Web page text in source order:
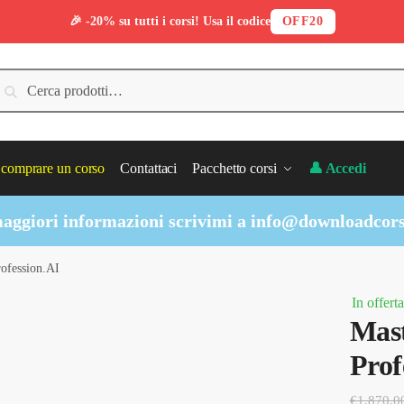
Cerca
un corso Contattaci Pacchetto corsi 👤 Accedi
informazioni scrivimi a
In
€
🎉 -20% su tutti i corsi! Usa il codice OFF20